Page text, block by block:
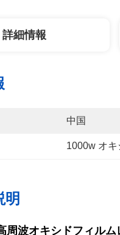
詳細情報
中国
1000w オ
明
周波オキシドフィルム